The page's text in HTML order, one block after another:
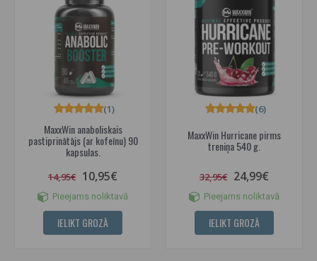
MaxxWin anaboliskais
pastiprinātājs (ar kofeīnu) 90
kapsulas.
(1)
14,95€ 10,95€
Pieejams noliktavā
IELIKT GROZĀ
MaxxWin Hurricane pirms
treniņa 540 g.
(6)
32,95€ 24,99€
Pieejams noliktavā
IELIKT GROZĀ